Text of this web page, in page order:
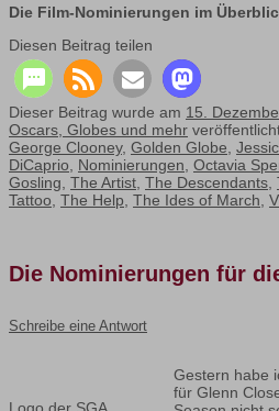
Die Film-Nominierungen im
Diesen Beitrag teilen
Dieser Beitrag wurde am 15.
Oscars, Globes und mehr
George Clooney, Golden Globe,
DiCaprio, Nominierungen, Octavia
Gosling, The Artist, The Descendants,
Tattoo, The Help, The Ides of March,
Die Nominierungen für
Schreibe eine Antwort
Gestern habe
für Glenn